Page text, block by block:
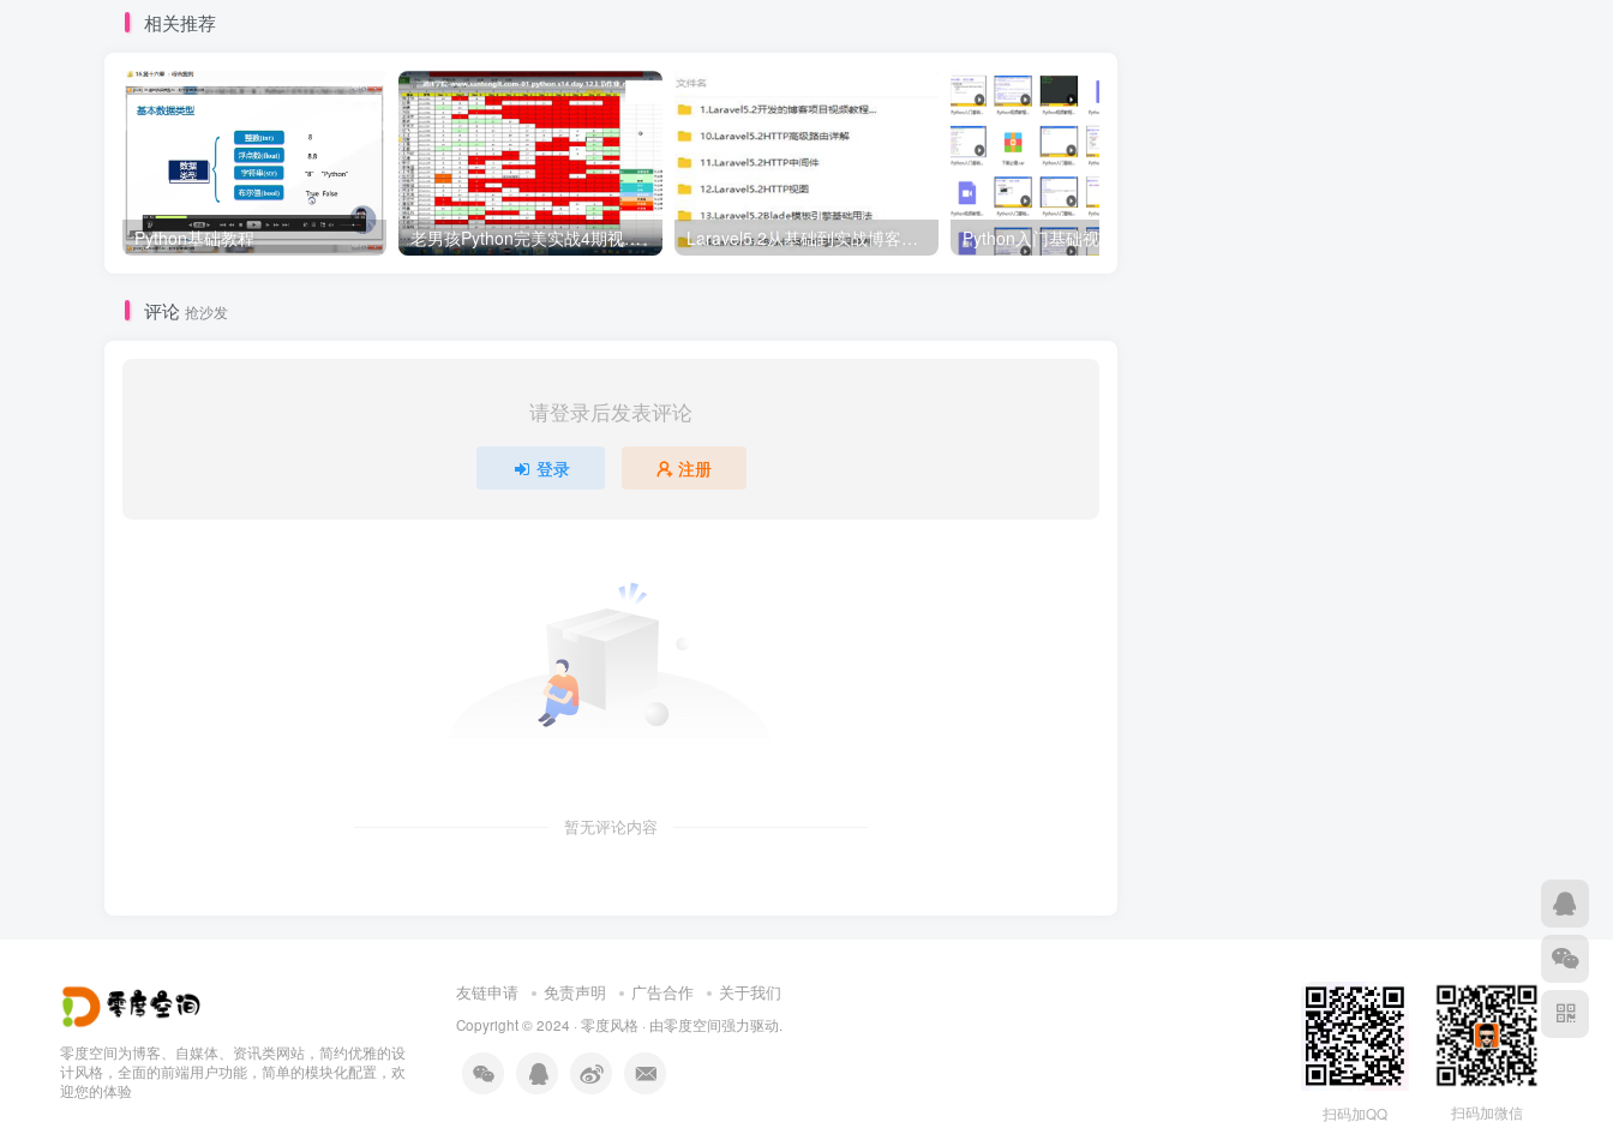
相关推荐
Python基础教程 老男孩Python完美实战4期视频教程 28周Python视频教程 Laravel5.2从基础到实战博客项目开发 Python入门基础视频教程
评论 抢沙发
请登录后发表评论
登录 注册
暂无评论内容
零度空间为博客、自媒体、资讯类网站，简约优雅的设
计风格，全面的前端用户功能，简单的模块化配置，欢
迎您的体验
友链申请 免责声明 广告合作 关于我们
Copyright © 2024 · 零度风格 · 由零度空间强力驱动.
扫码加QQ 扫码加微信